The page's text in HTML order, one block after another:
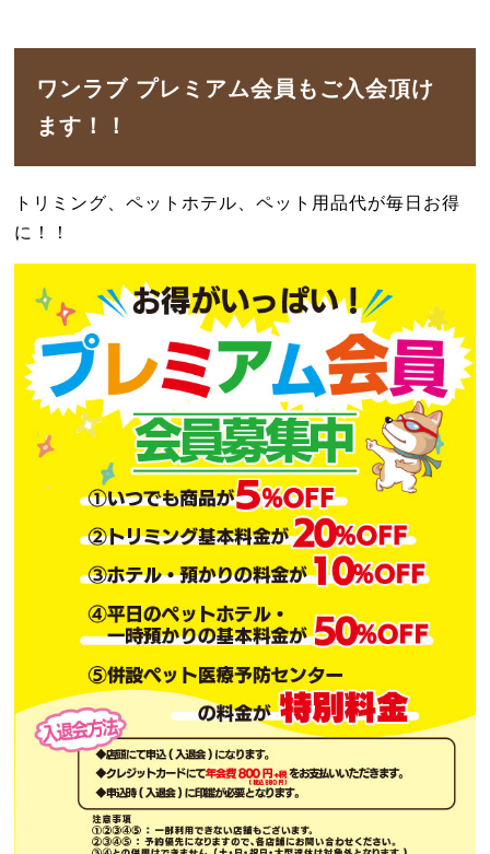
ワンラブ プレミアム会員もご入会頂け
ます！！
トリミング、ペットホテル、ペット用品代が毎日お得
に！！